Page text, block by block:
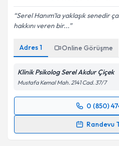
Serel Hanım'la yaklaşık senedir
hakkını veren bir...
Adres 1 Online Görüşme
Klinik Psikolog Serel Akdur Çiçek
Mustafa Kemal Mah. 2141 Cad. 37/7
0 (850)
Randevu
Randevu Takvimi